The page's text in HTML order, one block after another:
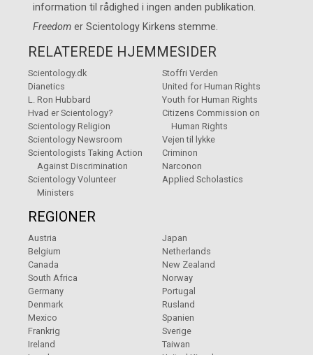
information til rådighed i ingen anden publikation.
Freedom erScientology Kirkens stemme.
RELATEREDE HJEMMESIDER
Scientology.dk
Dianetics
L. Ron Hubbard
Hvad er Scientology?
Scientology Religion
Scientology Newsroom
Scientologists Taking Action
Against Discrimination
Scientology Volunteer
Ministers
Stoffri Verden
United for Human Rights
Youth for Human Rights
Citizens Commission on
Human Rights
Vejen til lykke
Criminon
Narconon
Applied Scholastics
REGIONER
Austria
Belgium
Canada
South Africa
Germany
Denmark
Mexico
Frankrig
Ireland
Japan
Netherlands
New Zealand
Norway
Portugal
Rusland
Spanien
Sverige
Taiwan